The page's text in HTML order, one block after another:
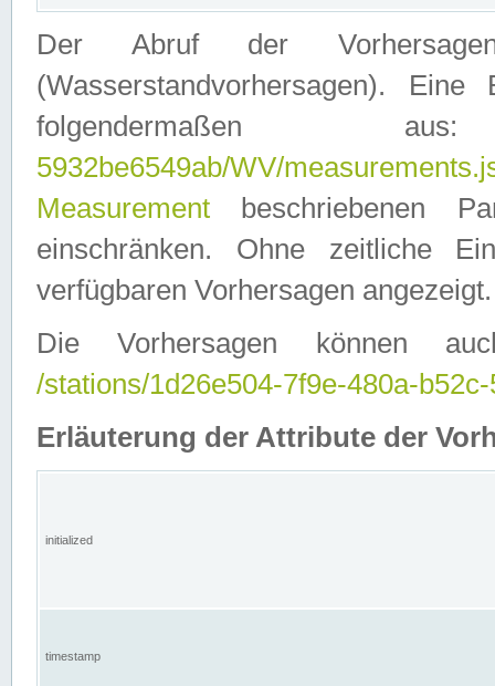
Der Abruf der
(Wasserstandvorhersagen).
folgendermaßen
5932be6549ab/WV/
Measurement beschriebenen
einschränken. Ohne zeitliche
verfügbaren Vorhersagen angezeigt.
Die Vorhersagen können
/stations/1d26e504-7f9e-480a-
Erläuterung der Attribute der
initialized
timestamp